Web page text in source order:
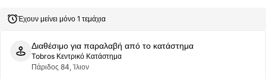
Flesh
Out
Πράσινο
Flesh
Out
Πράσινο
Έχουν μείνει μόνο 1 τεμάχια
Διαθέσιμο για παραλαβή από το κατάστημα
Tobros Κεντρικό Κατάστημα
Πάριδος 84, Ίλιον